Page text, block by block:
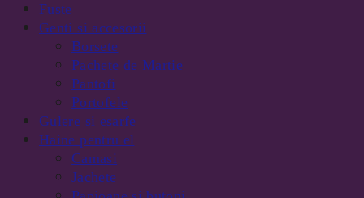
Fuste
Genti si accesorii
Borsete
Pachete de Martie
Pantofi
Portofele
Gulere si esarfe
Haine pentru el
Camasi
Jachete